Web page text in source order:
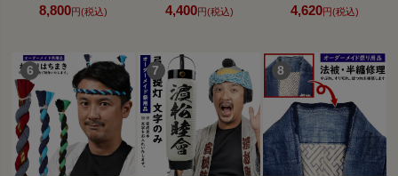
8,800円(税込) 4,400円(税込) 4,620円(税込)